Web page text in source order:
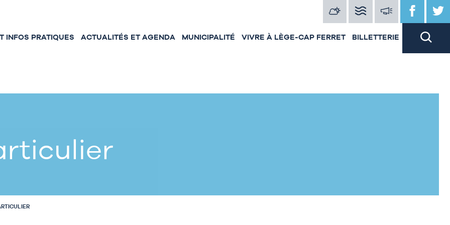
INFOS PRATIQUES ACTUALITÉS ET AGENDA MUNICIPALITÉ VIVRE À LÈGE-CAP FERRET BILLETTERIE